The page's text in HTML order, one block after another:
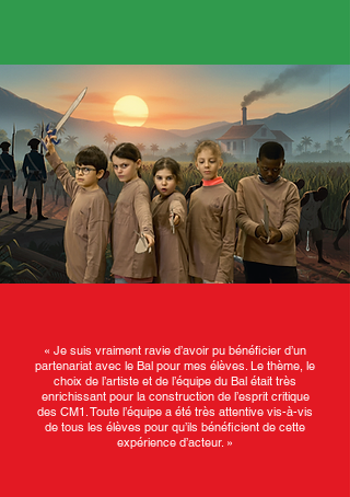
« Je suis vraiment ravie d’avoir pu bénéficier d’un
partenariat avec le Bal pour mes élèves. Le thème, le
choix de l’artiste et de l’équipe du Bal était très
enrichissant pour la construction de l’esprit critique
des CM1. Toute l’équipe a été très attentive vis-à-vis
de tous les élèves pour qu’ils bénéficient de cette
expérience d’acteur. »